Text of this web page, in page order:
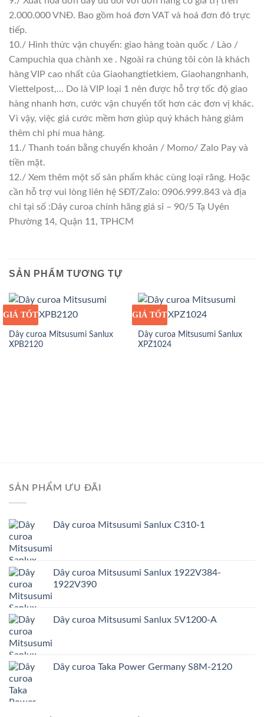
2.000.000 VNĐ. Bao gồm hoá đơn VAT và hoá đơn đỏ trực
tiếp.
10./ Hình thức vận chuyển: giao hàng toàn quốc / Lào /
Campuchia qua chành xe . Ngoài ra chúng tôi còn là khách
hàng VIP cao nhất của Giaohangtietkiem, Giaohangnhanh,
Viettelpost,… Do là VIP loại 1 nên được hỗ trợ tốc độ giao
hàng nhanh hơn, cước vận chuyển tốt hơn các đơn vị khác.
Vì vậy, việc giá cước mềm hơn giúp quý khách hàng giảm
thêm chi phí mua hàng.
11./ Thanh toán bằng chuyển khoản / Momo/ Zalo Pay và
tiền mặt.
12./ Xem thêm một số sản phẩm khác cùng loại răng. Hoặc
cần hỗ trợ vui lòng liên hệ SĐT/Zalo: 0906.999.843 và địa
chỉ tại số :Dây curoa chính hãng giá sỉ – 90/5 Tạ Uyên
Phường 14, Quận 11, TPHCM
SẢN PHẨM TƯƠNG TỰ
GIÁ SỈ
GIÁ TỐT
Dây curoa Mitsusumi Sanlux
XPB2120
GIÁ SỈ
GIÁ TỐT
Dây curoa Mitsusumi Sanlux
XPZ1024
SẢN PHẨM ƯU ĐÃI
Dây curoa Mitsusumi Sanlux C310-1
Dây curoa Mitsusumi Sanlux 1922V384-
1922V390
Dây curoa Mitsusumi Sanlux 5V1200-A
Dây curoa Taka Power Germany S8M-2120